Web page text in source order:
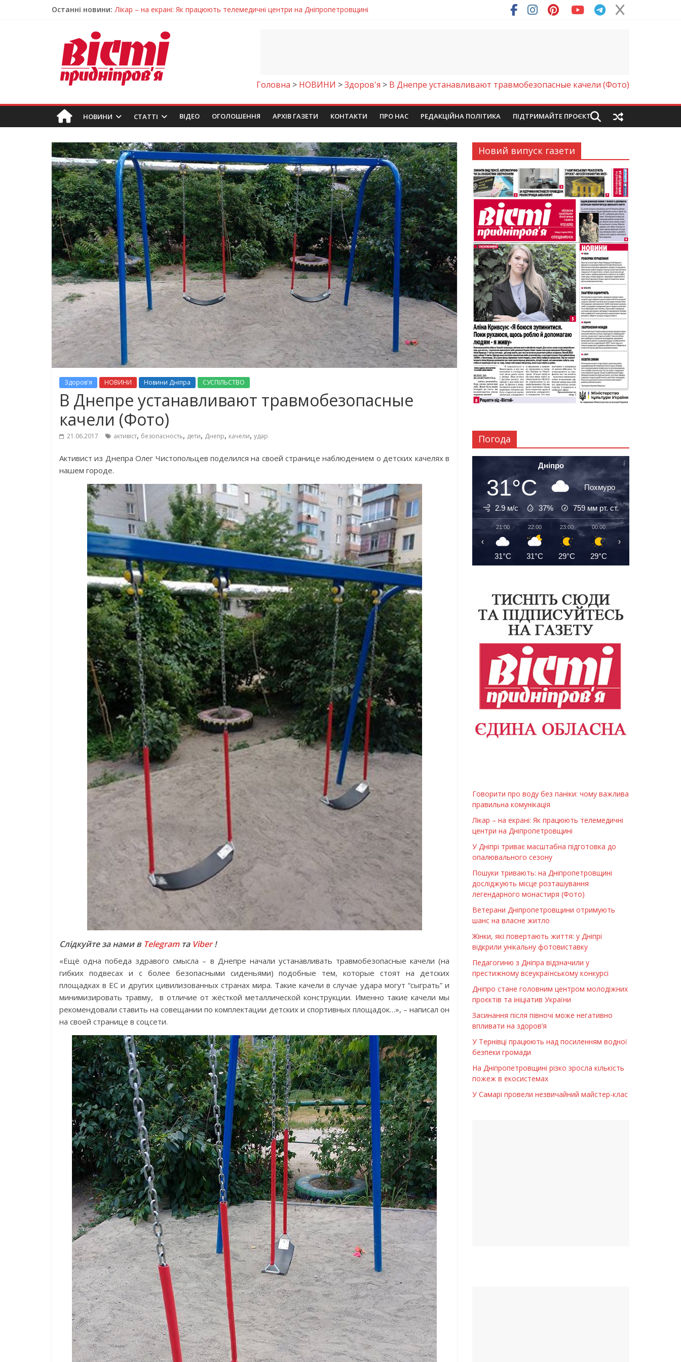
Останні новини: Лікар – на екрані: Як працюють телемедичні центри на Дніпропетровщині
Пошуки тривають: на Дніпропетровщині досліджують місце розташування легендарного монастиря (Фото)
Ветерани Дніпропетровщини отримують шанс на власне житло
Говорити про воду без паніки: чому важлива правильна комунікація
Головна > НОВИНИ >Здоров'я > В Днепре устанавливают травмобезопасные качели (Фото)
НОВИНИ СТАТТІ ВIДЕО ОГОЛОШЕННЯ АРХІВ ГАЗЕТИ КОНТАКТИ ПРО НАС РЕДАКЦІЙНА ПОЛІТИКА ПІДТРИМАЙТЕ ПРОЄКТ
Здоров'я НОВИНИ Новини Дніпра СУСПІЛЬСТВО
В Днепре устанавливают травмобезопасные
качели (Фото)
21.06.2017 активіст, безопасность, дети, Днепр, качели, удар
Активист из Днепра Олег Чистопольцев поделился на своей странице наблюдением о детских качелях в
нашем городе.
Слідкуйте за нами в Telegramта Viber!
«Ещё одна победа здравого смысла – в Днепре начали устанавливать травмобезопасные качели (на
гибких подвесах и с более безопасными сиденьями) подобные тем, которые стоят на детских
площадках в ЕС и других цивилизованных странах мира. Такие качели в случае удара могут “сыграть” и
минимизировать травму, в отличие от жёсткой металлической конструкции. Именно такие качели мы
рекомендовали ставить на совещании по комплектации детских и спортивных площадок…», – написал он
на своей странице в соцсети.
Новий випуск газети
Погода
Дніпро
31°C Похмуро
2.9 м/с 37% 759 мм рт. ст.
21:00
31°C
22:00
31°C
23:00
29°C
00:00
29°C
01:00
‹ ›
Говорити про воду без паніки: чому важлива
правильна комунікація
Лікар – на екрані: Як працюють телемедичні
центри на Дніпропетровщині
У Дніпрі триває масштабна підготовка до
опалювального сезону
Пошуки тривають: на Дніпропетровщині
досліджують місце розташування
легендарного монастиря (Фото)
Ветерани Дніпропетровщини отримують
шанс на власне житло
Жінки, які повертають життя: у Дніпрі
відкрили унікальну фотовиставку
Педагогиню з Дніпра відзначили у
престижному всеукраїнському конкурсі
Дніпро стане головним центром молодіжних
проєктів та ініціатив України
Засинання після півночі може негативно
впливати на здоров’я
У Тернівці працюють над посиленням водної
безпеки громади
На Дніпропетровщині різко зросла кількість
пожеж в екосистемах
У Самарі провели незвичайний майстер-клас